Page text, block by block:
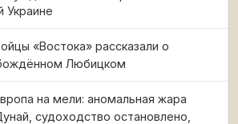
Украине
«Востока» рассказали о
Любицком
на мели: аномальная жара
судоходство остановлено,